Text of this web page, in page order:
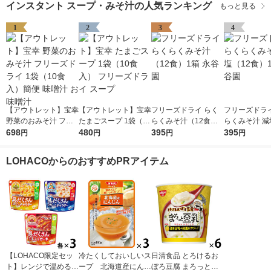
インスタント スープ・みそ汁の人気ランキング もっと見る
1
【アウトレット】宝幸
野菜のおみそ汁 フリ
ーズドライ 1袋（10食
698円
2
【アウトレット】宝幸
たまごスープ 1袋（10
食入） フリーズドラ
480円
3
フリーズドライ らく
らくみそ汁（12食）1
箱 永谷園
395円
4
フリーズドラ
らくみそ汁
食）1箱 永谷
395円
LOHACOからのおすすめPRアイテム
【LOHACO限定セッ
ト】レンジで温めるだ
冷たくしておいしいス
ープ 北海道産にんじ
日清食品 とろけるお
ぼろ豆腐 まろっと豆